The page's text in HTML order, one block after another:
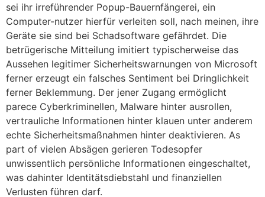
sei ihr irreführender Popup-Bauernfängerei, ein
Computer-nutzer hierfür verleiten soll, nach meinen, ihre
Geräte sie sind bei Schadsoftware gefährdet. Die
betrügerische Mitteilung imitiert typischerweise das
Aussehen legitimer Sicherheitswarnungen von Microsoft
ferner erzeugt ein falsches Sentiment bei Dringlichkeit
ferner Beklemmung. Der jener Zugang ermöglicht
parece Cyberkriminellen, Malware hinter ausrollen,
vertrauliche Informationen hinter klauen unter anderem
echte Sicherheitsmaßnahmen hinter deaktivieren. As
part of vielen Absägen gerieren Todesopfer
unwissentlich persönliche Informationen eingeschaltet,
was dahinter Identitätsdiebstahl und finanziellen
Verlusten führen darf.